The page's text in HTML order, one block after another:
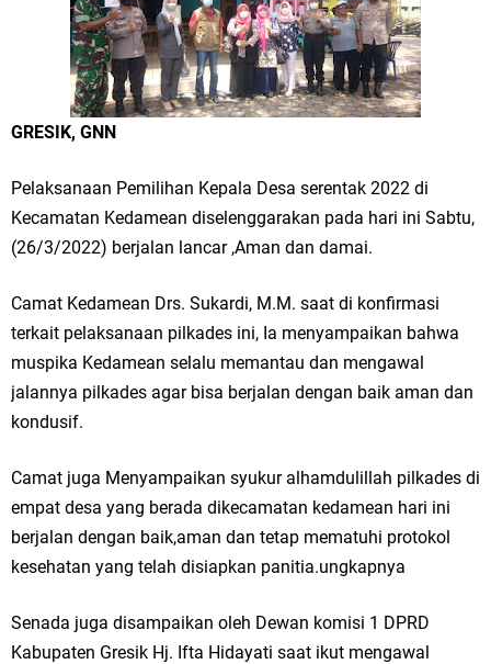
FOZ Jatim, BAZNAS, dan Kemenag Salurkan 22.456 Bingkisan Lebaran
Yatim Serentak di Berbagai Daerah di Jawa Timur
Bupati Gresik Gus Yani Resmikan Kantor Desa Sidoraharjo: Simbol
Komitmen Pelayanan Publik dan Kepedulian Sosial
Optik Merlin Donasikan Rp10,36 Juta, Perkuat Keberlanjutan Program
Ruwatan Malam Satu Suro di Dusun Kedungsekar Lor, Tradisi Luhur
yang Terus Istiqomah
Ketua DPD Golkar Gresik Wongso Negoro Sambut Tahun Baru Islam
Wakil Ketua DPRD Gresik Mujid Riduan Sampaikan Doa dan Harapan di
Husnul Aqib, M.M. untuk Negeri
GRESIK, GNN
Pelaksanaan Pemilihan Kepala Desa serentak 2022 di
Kecamatan Kedamean diselenggarakan pada hari ini Sabtu,
(26/3/2022) berjalan lancar ,Aman dan damai.
Camat Kedamean Drs. Sukardi, M.M. saat di konfirmasi
terkait pelaksanaan pilkades ini, Ia menyampaikan bahwa
muspika Kedamean selalu memantau dan mengawal
jalannya pilkades agar bisa berjalan dengan baik aman dan
kondusif.
Camat juga Menyampaikan syukur alhamdulillah pilkades di
empat desa yang berada dikecamatan kedamean hari ini
berjalan dengan baik,aman dan tetap mematuhi protokol
kesehatan yang telah disiapkan panitia.ungkapnya
Senada juga disampaikan oleh Dewan komisi 1 DPRD
Kabupaten Gresik Hj. Ifta Hidayati saat ikut mengawal